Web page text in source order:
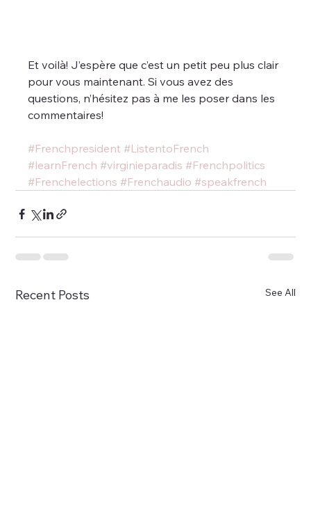
Et voilà! J’espère que c’est un petit peu plus clair
pour vous maintenant. Si vous avez des
questions, n’hésitez pas à me les poser dans les
commentaires!
#Frenchpresident #ListentoFrench
#learnFrench #virginieparadis #Frenchpolitics
#Frenchelections #Frenchaudio #speakfrench
Recent Posts See All